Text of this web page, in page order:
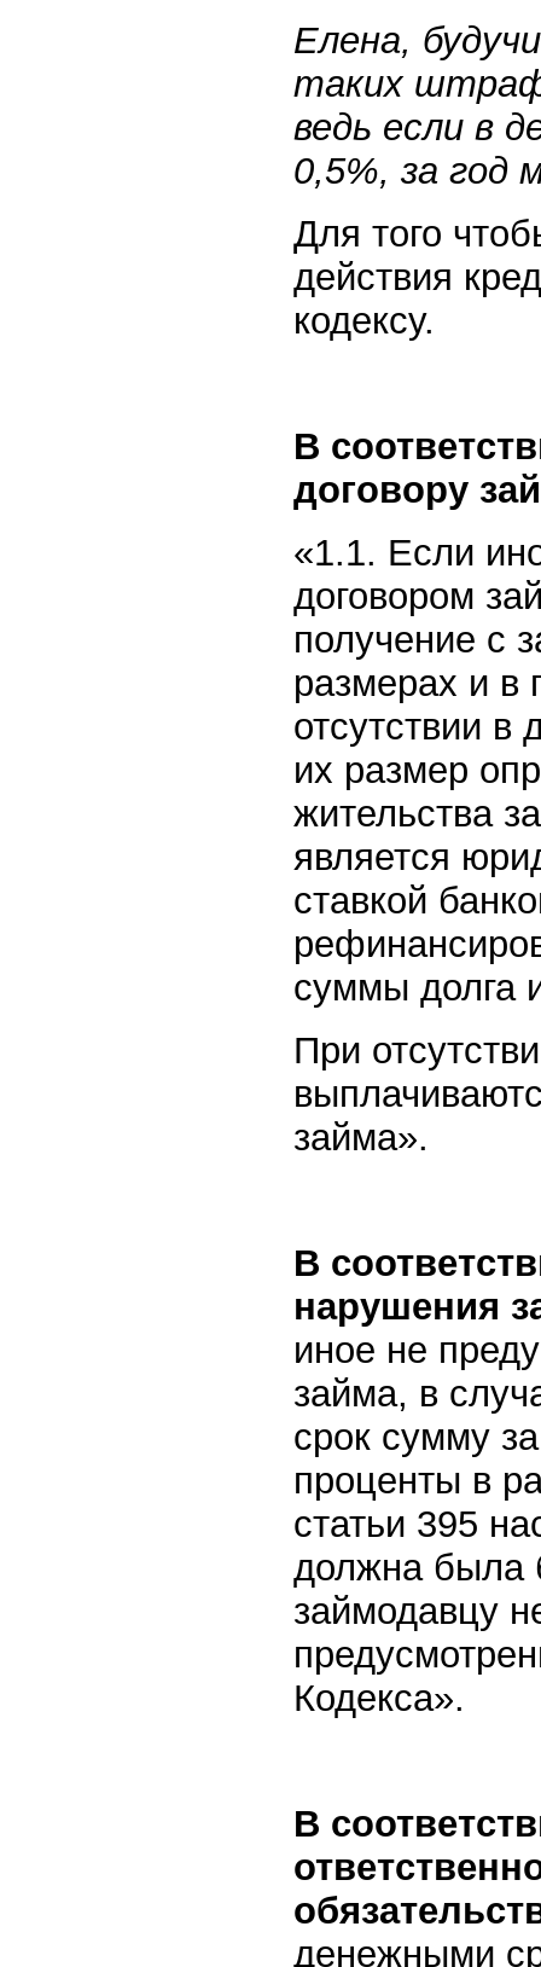
Елена,
таких
ведь если в
0,5%, за год
Для того
действия
кодексу.
В
договору
«1.1. Если
договором
получение с
размерах и в
отсутствии в
их размер
жительства
является
ставкой
суммы долга
При
займа».
В
нарушения
иное не
займа, в
срок сумму
проценты в
статьи 395
должна была
займодавцу
Кодекса».
В
денежными